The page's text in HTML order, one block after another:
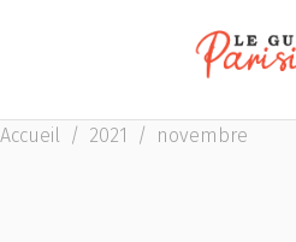
Accueil / 2021 / novembre